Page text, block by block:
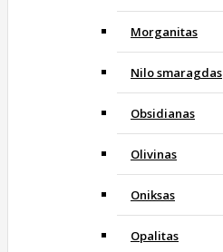
Morganitas
Nilo smaragdas
Obsidianas
Olivinas
Oniksas
Opalitas